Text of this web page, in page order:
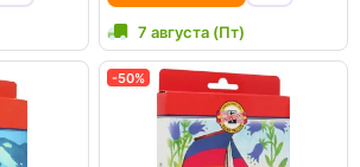
7 августа (Пт)
-50%